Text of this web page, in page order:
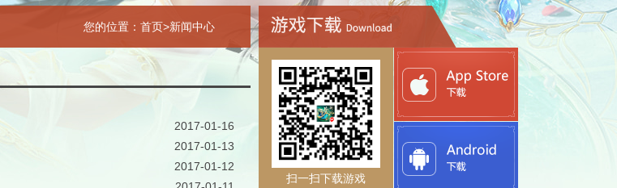
您的位置： 首页>新闻中心
2017-01-16
2017-01-13
2017-01-12
扫一扫下载游戏